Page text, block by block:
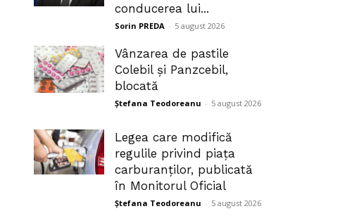
conducerea lui...
Sorin PREDA - 5 august 2026
Vânzarea de pastile
Colebil și Panzcebil,
blocată
Ștefana Teodoreanu - 5 august 2026
Legea care modifică
regulile privind piața
carburanților, publicată
în Monitorul Oficial
Ștefana Teodoreanu - 5 august 2026